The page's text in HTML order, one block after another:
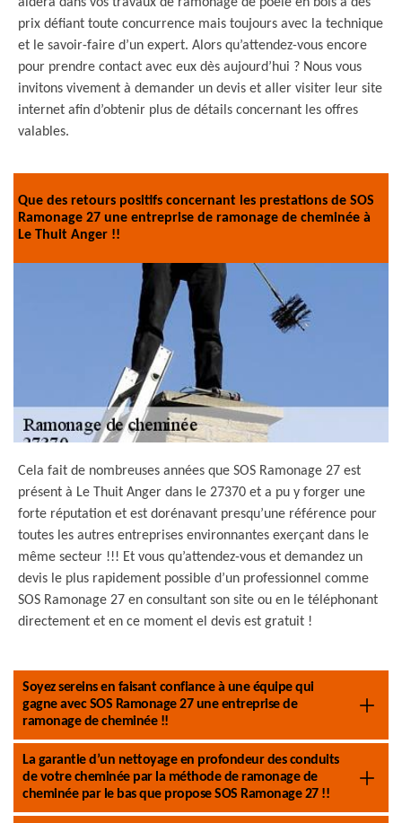
prix défiant toute concurrence mais toujours avec la technique
et le savoir-faire d’un expert. Alors qu’attendez-vous encore
pour prendre contact avec eux dès aujourd’hui ? Nous vous
invitons vivement à demander un devis et aller visiter leur site
internet afin d’obtenir plus de détails concernant les offres
valables.
Que des retours positifs concernant les prestations de SOS
Ramonage 27 une entreprise de ramonage de cheminée à
Le Thuit Anger !!
Cela fait de nombreuses années que SOS Ramonage 27 est
présent à Le Thuit Anger dans le 27370 et a pu y forger une
forte réputation et est dorénavant presqu’une référence pour
toutes les autres entreprises environnantes exerçant dans le
même secteur !!! Et vous qu’attendez-vous et demandez un
devis le plus rapidement possible d’un professionnel comme
SOS Ramonage 27 en consultant son site ou en le téléphonant
directement et en ce moment el devis est gratuit !
Soyez sereins en faisant confiance à une équipe qui
gagne avec SOS Ramonage 27 une entreprise de
ramonage de cheminée !!
La garantie d’un nettoyage en profondeur des conduits
de votre cheminée par la méthode de ramonage de
cheminée par le bas que propose SOS Ramonage 27 !!